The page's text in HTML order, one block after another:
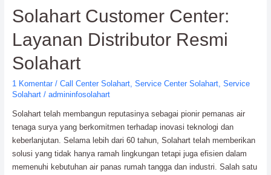
Solahart:
Solar
Heater
Solahart Customer Center:
Layanan Distributor Resmi
Solahart
1 Komentar / Call Center Solahart, Service Center Solahart, Service
Solahart/ admininfosolahart
Solahart telah membangun reputasinya sebagai pionir pemanas air
tenaga surya yang berkomitmen terhadap inovasi teknologi dan
keberlanjutan. Selama lebih dari 60 tahun, Solahart telah memberikan
solusi yang tidak hanya ramah lingkungan tetapi juga efisien dalam
memenuhi kebutuhan air panas rumah tangga dan industri. Salah satu